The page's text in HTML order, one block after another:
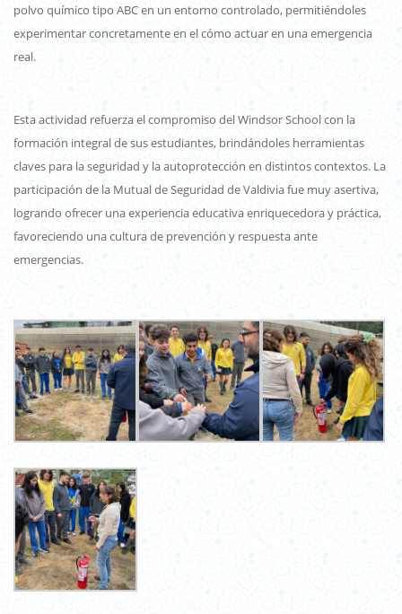
polvo químico tipo ABC en un entorno controlado, permitiéndoles
experimentar concretamente en el cómo actuar en una emergencia
real.
Esta actividad refuerza el compromiso del Windsor School con la
formación integral de sus estudiantes, brindándoles herramientas
claves para la seguridad y la autoprotección en distintos contextos. La
participación de la Mutual de Seguridad de Valdivia fue muy asertiva,
logrando ofrecer una experiencia educativa enriquecedora y práctica,
favoreciendo una cultura de prevención y respuesta ante
emergencias.